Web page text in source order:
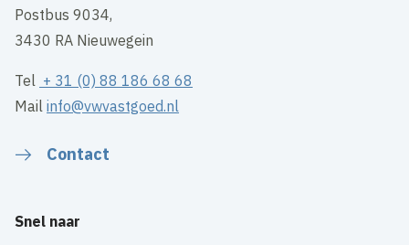
Postbus 9034,
3430 RA Nieuwegein
Tel + 31 (0) 88 186 68 68
Mailinfo@vwvastgoed.nl
Contact
Snel naar